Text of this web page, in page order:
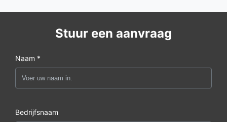
Stuur een aanvraag
Naam *
Bedrijfsnaam